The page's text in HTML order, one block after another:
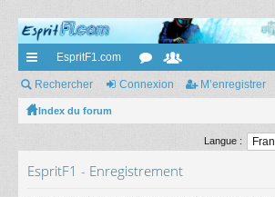
cc
ès
pi
EspritF1.com
or
s
e
es
Rechercher Connexion M’enregistrer
Index du forum
Langue :
EspritF1 - Enregistrement